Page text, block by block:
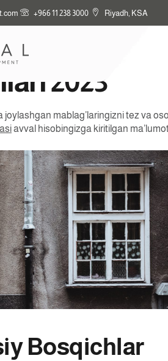
+966 11 238 3000 Riyadh, KSA
2023
joylashgan mablag’laringizni tez va
avval hisobingizga kiritilgan
Bosqichlar